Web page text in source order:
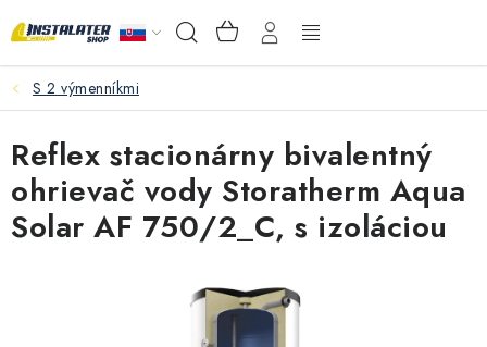
na
Hľadať NÁKUPNÝ
KOŠÍK
VEĽKOOBCHOD
AKO VYBRAŤ?
PREDAJŇA - RAKOVÁ
S 2 výmenníkmi
Reflex stacionárny bivalentný
ohrievač vody Storatherm Aqua
Solar AF 750/2_C, s izoláciou